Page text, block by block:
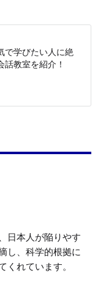
で学びたい人に絶
教室を紹介！
日本人が陥りやす
し、科学的根拠に
れています。